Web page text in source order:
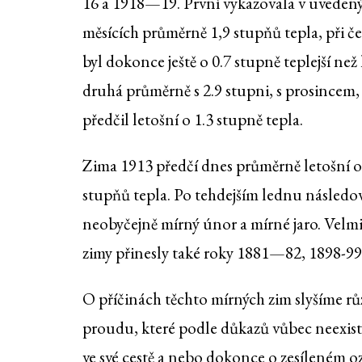
měsících průměrně 1,9 stupňů tepla, při
byl dokonce ještě o 0.7 stupně teplejší
druhá průměrně s 2.9 stupni, s
předčil letošní o 1.3 stupně tepla.
Zima 1913 předčí dnes průměrně letošní
stupňů tepla. Po tehdejším lednu
neobyčejně mírný únor a mírné jaro.
zimy přinesly také roky 1881—82, 1898-
O příčinách těchto mírných zim slyšíme
proudu, které podle důkazů vůbec
ve své cestě a nebo dokonce o zesíleném